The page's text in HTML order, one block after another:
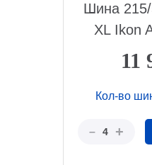
Шина
XL Ikon
11
Кол-во
– 4 +